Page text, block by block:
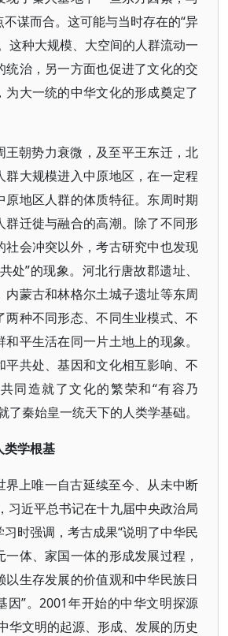
谋而合。这可能与当时存在的“异
这种大规模、大空间的人群流动一
统治，另一方面也促进了文化的交
为大一统的中华文化的形成奠定了
王朝势力衰微，及至平王东迁，北
群大规模进入中原地区，在一定程
原地区人群的体质特征。东周时期
群迁徙与融合的高潮。除了不同形
社会冲突以外，考古研究中也发现
处”的现象。河北行唐故郡遗址、
内蒙古和林格尔土城子遗址等东周
两种不同形态、不同生业模式、不
平生活在同一片土地上的现象。
平共处、基因和文化相互影响、不
同造就了文化的繁荣和“有容乃
了秦始皇一统天下的人类学基础。
类学根基
界上唯一自古延续至今、从未中断
习近平总书记在十九届中央政治局
时强调，考古成果“说明了中华民
体、家国一体的形成发展过程，
以生存发展的价值观和中华民族日
因”。2001年开始的中华文明探源
华文明的起源、形成、发展的历史